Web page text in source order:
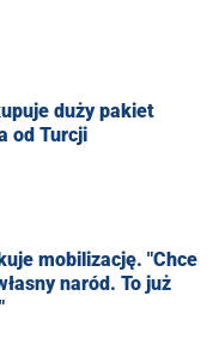
duży pakiet
od Turcji
mobilizację. "Chce
naród. To już